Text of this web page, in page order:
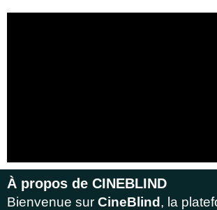
À propos de CINEBLIND
Bienvenue sur CineBlind , la